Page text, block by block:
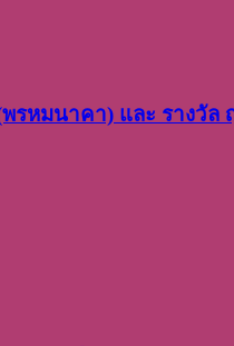
รหมนาคา) และ รางวัล